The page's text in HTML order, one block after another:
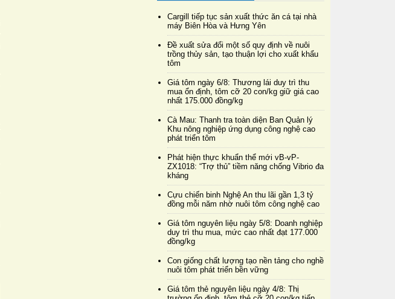
Cargill tiếp tục sản xuất thức ăn cá tại nhà
máy Biên Hòa và Hưng Yên
Đề xuất sửa đổi một số quy định về nuôi
trồng thủy sản, tạo thuận lợi cho xuất khẩu
tôm
Giá tôm ngày 6/8: Thương lái duy trì thu
mua ổn định, tôm cỡ 20 con/kg giữ giá cao
nhất 175.000 đồng/kg
Cà Mau: Thanh tra toàn diện Ban Quản lý
Khu nông nghiệp ứng dụng công nghệ cao
phát triển tôm
Phát hiện thực khuẩn thể mới vB-vP-
ZX1018: “Trợ thủ” tiềm năng chống Vibrio đa
kháng
Cựu chiến binh Nghệ An thu lãi gần 1,3 tỷ
đồng mỗi năm nhờ nuôi tôm công nghệ cao
Giá tôm nguyên liệu ngày 5/8: Doanh nghiệp
duy trì thu mua, mức cao nhất đạt 177.000
đồng/kg
Con giống chất lượng tạo nền tảng cho nghề
nuôi tôm phát triển bền vững
Giá tôm thẻ nguyên liệu ngày 4/8: Thị